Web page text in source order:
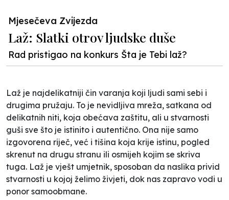
Mjesečeva Zvijezda
Laž: Slatki otrov ljudske duše
Rad pristigao na konkurs Šta je Tebi laž?
Laž je najdelikatniji čin varanja koji ljudi sami sebi i
drugima pružaju. To je nevidljiva mreža, satkana od
delikatnih niti, koja obećava zaštitu, ali u stvarnosti
guši sve što je istinito i autentično. Ona nije samo
izgovorena riječ, već i tišina koja krije istinu, pogled
skrenut na drugu stranu ili osmijeh kojim se skriva
tuga. Laž je vješt umjetnik, sposoban da naslika privid
stvarnosti u kojoj želimo živjeti, dok nas zapravo vodi u
ponor samoobmane.